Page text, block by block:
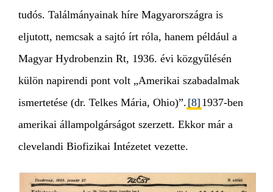
tudós. Találmányainak híre Magyarországra is
eljutott, nemcsak a sajtó írt róla, hanem például a
Magyar Hydrobenzin Rt, 1936. évi közgyűlésén
külön napirendi pont volt „Amerikai szabadalmak
ismertetése (dr. Telkes Mária, Ohio)”. [8] 1937-ben
amerikai állampolgárságot szerzett. Ekkor már a
clevelandi Biofizikai Intézetet vezette.